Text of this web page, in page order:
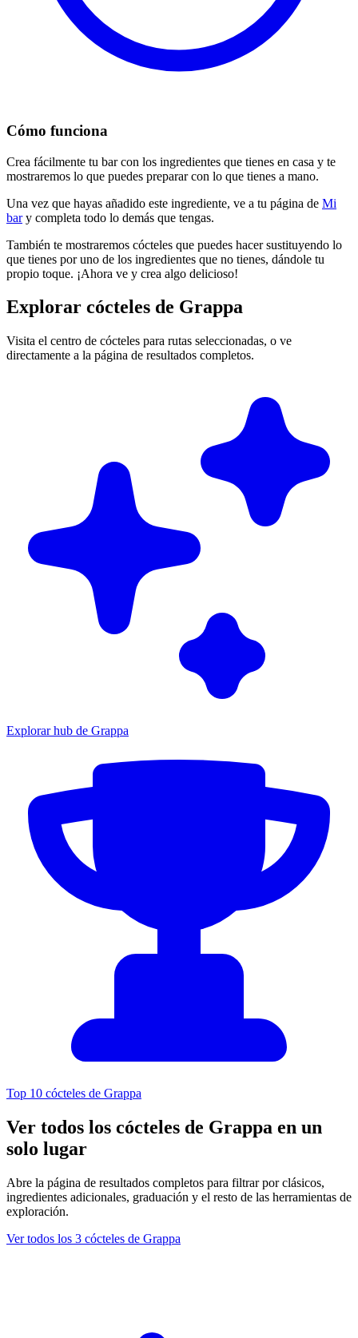
Cómo funciona
Crea fácilmente tu bar con los ingredientes que tienes en casa y te
mostraremos lo que puedes preparar con lo que tienes a mano.
Una vez que hayas añadido este ingrediente, ve a tu página de Mi
bary completa todo lo demás que tengas.
También te mostraremos cócteles que puedes hacer sustituyendo lo
que tienes por uno de los ingredientes que no tienes, dándole tu
propio toque. ¡Ahora ve y crea algo delicioso!
Explorar cócteles de Grappa
Visita el centro de cócteles para rutas seleccionadas, o ve
directamente a la página de resultados completos.
Explorar hub de Grappa
Top 10 cócteles de Grappa
Ver todos los cócteles de Grappa en un
solo lugar
Abre la página de resultados completos para filtrar por clásicos,
ingredientes adicionales, graduación y el resto de las herramientas de
exploración.
Ver todos los 3 cócteles de Grappa